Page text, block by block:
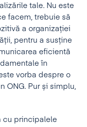
tale. Nu este
facem, trebuie să
a organizației
pentru a susține
eficientă
în
vorba despre o
ONG. Pur și simplu,
cu principalele